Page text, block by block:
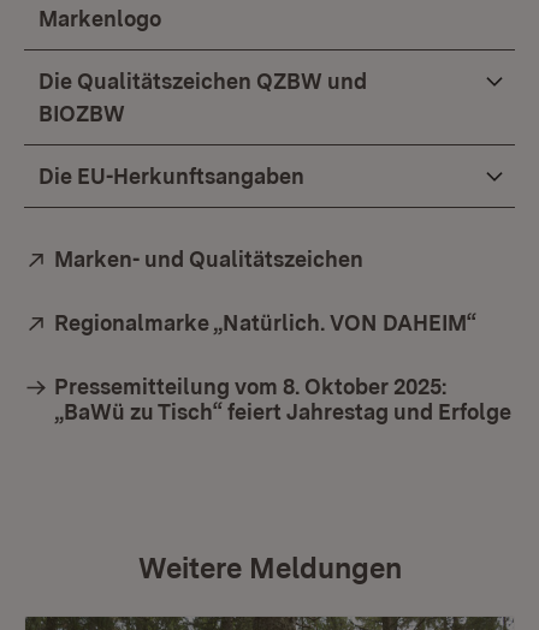
Markenlogo
Die Qualitätszeichen QZBW und
BIOZBW
Die EU-Herkunftsangaben
Extern:
Marken- und Qualitätszeichen
Extern:
Regionalmarke „Natürlich. VON DAHEIM“
Pressemitteilung vom 8. Oktober 2025:
„BaWü zu Tisch“ feiert Jahrestag und Erfolge
Weitere Meldungen